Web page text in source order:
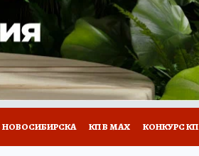
КП В МАХ КОНКУРС КП